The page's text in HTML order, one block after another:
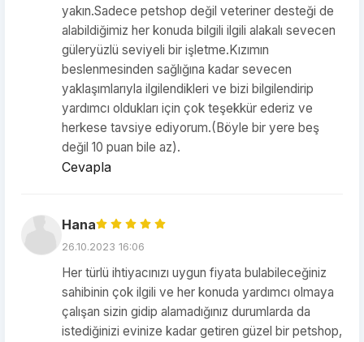
yakın.Sadece petshop değil veteriner desteği de
alabildiğimiz her konuda bilgili ilgili alakalı sevecen
güleryüzlü seviyeli bir işletme.Kızımın
beslenmesinden sağlığına kadar sevecen
yaklaşımlarıyla ilgilendikleri ve bizi bilgilendirip
yardımcı oldukları için çok teşekkür ederiz ve
herkese tavsiye ediyorum.(Böyle bir yere beş
değil 10 puan bile az).
Cevapla
Hana
26.10.2023 16:06
Her türlü ihtiyacınızı uygun fiyata bulabileceğiniz
sahibinin çok ilgili ve her konuda yardımcı olmaya
çalışan sizin gidip alamadığınız durumlarda da
istediğinizi evinize kadar getiren güzel bir petshop,